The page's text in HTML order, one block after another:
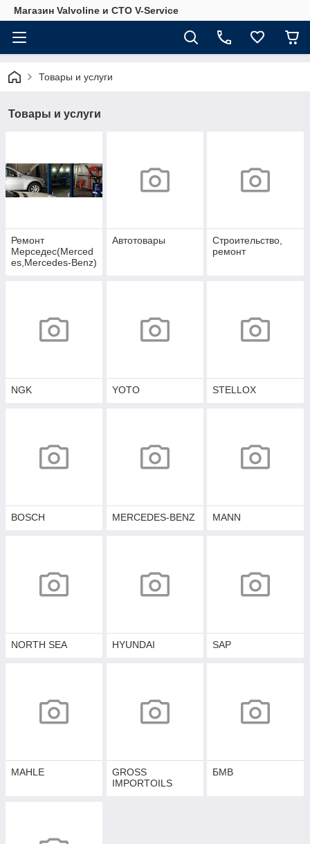
Магазин Valvoline и СТО V-Service
Товары и услуги
Товары и услуги
Ремонт
Мерседес(Merced
es,Mercedes-Benz)
Автотовары
Строительство,
ремонт
NGK YOTO STELLOX
BOSCH MERCEDES-BENZ MANN
NORTH SEA HYUNDAI SAP
MAHLE
GROSS
IMPORTOILS
БМВ